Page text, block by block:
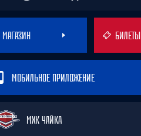
МАГАЗИН БИЛЕТЫ
МОБИЛЬНОЕ ПРИЛОЖЕНИЕ
МХК ЧАЙКА